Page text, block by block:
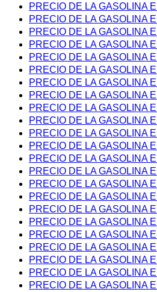
PRECIO DE LA GASOLINA
PRECIO DE LA GASOLINA
PRECIO DE LA GASOLINA
PRECIO DE LA GASOLINA
PRECIO DE LA GASOLINA
PRECIO DE LA GASOLINA
PRECIO DE LA GASOLINA
PRECIO DE LA GASOLINA
PRECIO DE LA GASOLINA
PRECIO DE LA GASOLINA
PRECIO DE LA GASOLINA
PRECIO DE LA GASOLINA
PRECIO DE LA GASOLINA
PRECIO DE LA GASOLINA
PRECIO DE LA GASOLINA
PRECIO DE LA GASOLINA
PRECIO DE LA GASOLINA
PRECIO DE LA GASOLINA
PRECIO DE LA GASOLINA
PRECIO DE LA GASOLINA
PRECIO DE LA GASOLINA
PRECIO DE LA GASOLINA
PRECIO DE LA GASOLINA